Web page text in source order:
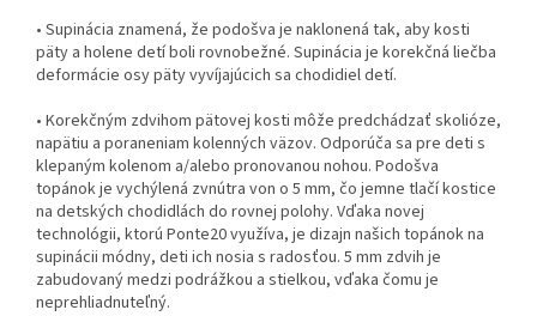
• Supinácia znamená, že podošva je naklonená tak, aby kosti
päty a holene detí boli rovnobežné. Supinácia je korekčná liečba
deformácie osy päty vyvíjajúcich sa chodidiel detí.
• Korekčným zdvihom pätovej kosti môže predchádzať skolióze,
napätiu a poraneniam kolenných väzov. Odporúča sa pre deti s
klepaným kolenom a/alebo pronovanou nohou. Podošva
topánok je vychýlená zvnútra von o 5 mm, čo jemne tlačí kostice
na detských chodidlách do rovnej polohy. Vďaka novej
technológii, ktorú Ponte20 využíva, je dizajn našich topánok na
supinácii módny, deti ich nosia s radosťou. 5 mm zdvih je
zabudovaný medzi podrážkou a stielkou, vďaka čomu je
neprehliadnuteľný.